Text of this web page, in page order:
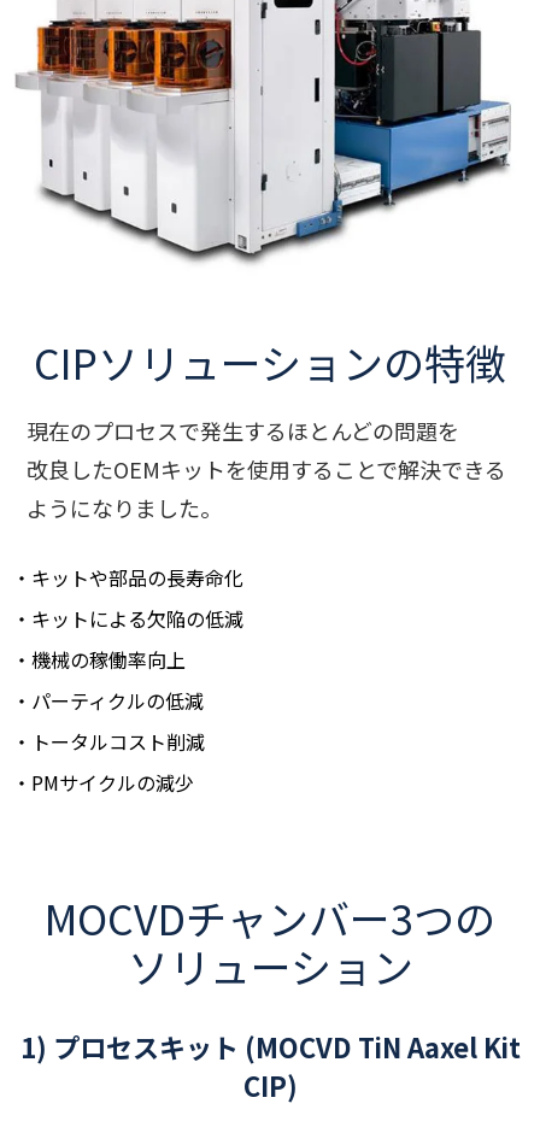
CIPソリューションの特徴
現在のプロセスで発生するほとんどの問題を
改良したOEMキットを使用することで解決できる
ようになりました。
・キットや部品の長寿命化
・キットによる欠陥の低減
・機械の稼働率向上
・パーティクルの低減
・トータルコスト削減
・PMサイクルの減少
MOCVDチャンバー3つの
ソリューション
1) プロセスキット (MOCVD TiN Aaxel Kit
CIP)